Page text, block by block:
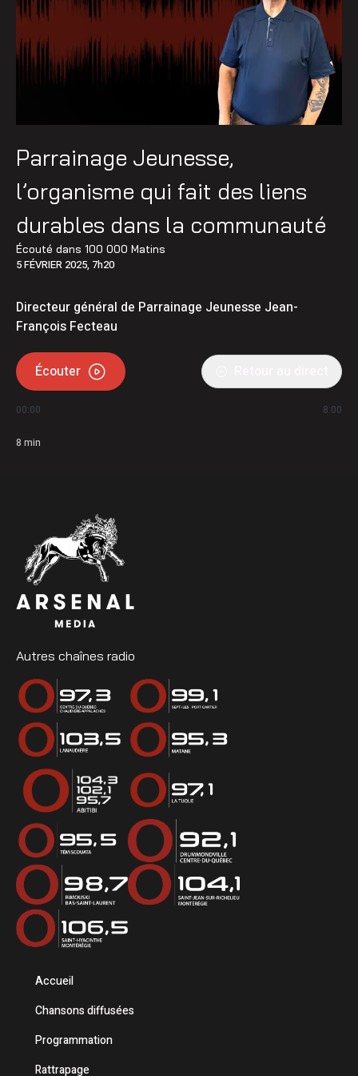
Parrainage Jeunesse,
l’organisme qui fait des liens
durables dans la communauté
Écouté dans 100 000 Matins
5 FÉVRIER 2025, 7h20
Directeur général de Parrainage Jeunesse Jean-
François Fecteau
Écouter
00:00 8:00
8 min
Autres chaînes radio
Accueil
Chansons diffusées
Programmation
Rattrapage